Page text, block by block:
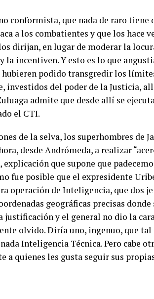
conformista, que nada de raro tiene
a los combatientes y que los hace
dirijan, en lugar de moderar la
la incentiven. Y esto es lo que
podido transgredir los
investidos del poder de la Justicia,
admite que desde allí se
el CTI.
de la selva, los superhombres de
desde Andrómeda, a realizar
que supone que
fue posible que el expresidente
operación de Inteligencia, que dos
geográficas precisas
justificación y el general no dio la
olvido. Diría uno, ingenuo, que
Inteligencia Técnica. Pero cabe
quienes les gusta seguir sus